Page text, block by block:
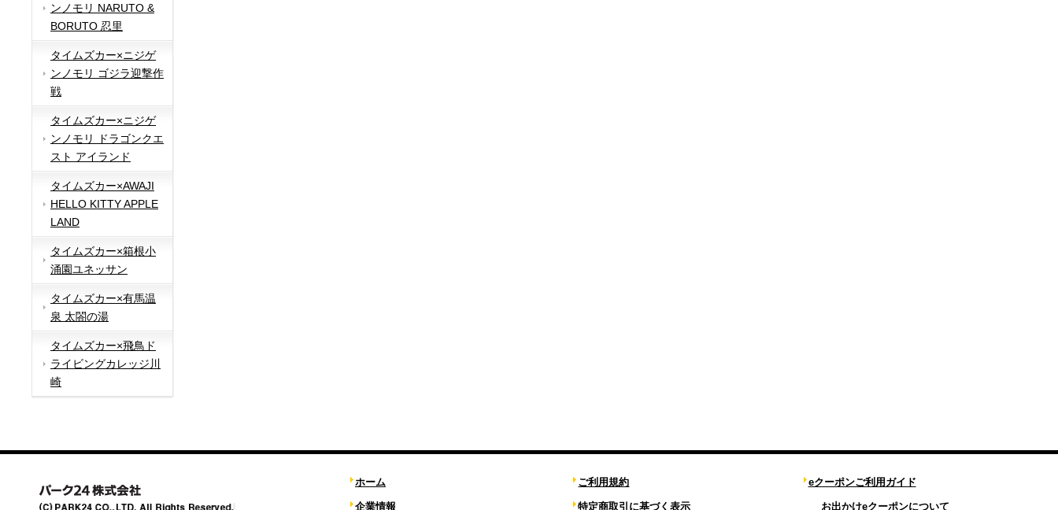
ンノモリ NARUTO &
BORUTO 忍里
タイムズカー×ニジゲ
ンノモリ ゴジラ迎撃作
戦
タイムズカー×ニジゲ
ンノモリ ドラゴンクエ
スト アイランド
タイムズカー×AWAJI
HELLO KITTY APPLE
LAND
タイムズカー×箱根小
涌園ユネッサン
タイムズカー×有馬温
泉 太閤の湯
タイムズカー×飛鳥ド
ライビングカレッジ川
崎
ホーム
企業情報
ご利用規約
特定商取引に基づく表示
eクーポンご利用ガイド
お出かけeクーポンについて